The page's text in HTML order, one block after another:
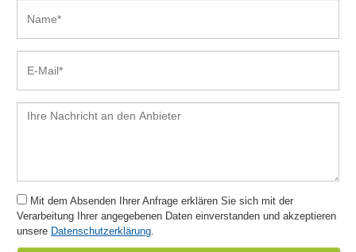
Mit dem Absenden Ihrer Anfrage erklären Sie sich mit der
Verarbeitung Ihrer angegebenen Daten einverstanden und akzeptieren
unsere Datenschutzerklärung.